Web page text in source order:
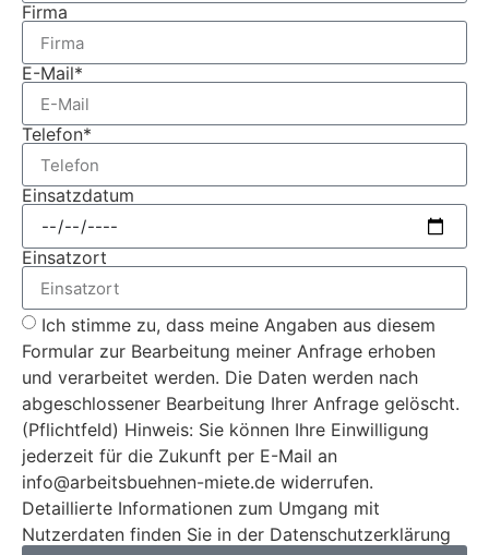
Firma
E-Mail*
Telefon*
Einsatzdatum
Einsatzort
Ich stimme zu, dass meine Angaben aus diesem
Formular zur Bearbeitung meiner Anfrage erhoben
und verarbeitet werden. Die Daten werden nach
abgeschlossener Bearbeitung Ihrer Anfrage gelöscht.
(Pflichtfeld) Hinweis: Sie können Ihre Einwilligung
jederzeit für die Zukunft per E-Mail an
info@arbeitsbuehnen-miete.de widerrufen.
Detaillierte Informationen zum Umgang mit
Nutzerdaten finden Sie in der Datenschutzerklärung